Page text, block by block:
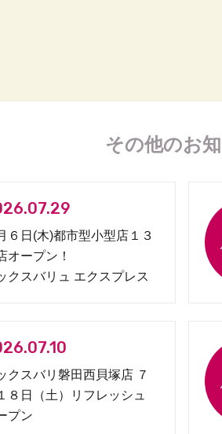
その他のお
６日(木)都市型小型店１３
オープン！
クスバリュ エクスプレス
クスバリ磐田西貝塚店 ７
８日（土）リフレッシュ
プン